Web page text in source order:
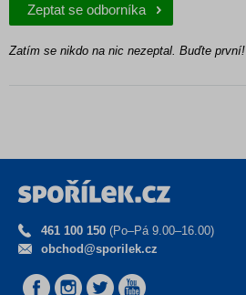
Zeptat se odborníka
Zatím se nikdo na nic nezeptal. Buďte první!
461 100 150 (Po–Pá 9.00–16.00)
obchod@sporilek.cz